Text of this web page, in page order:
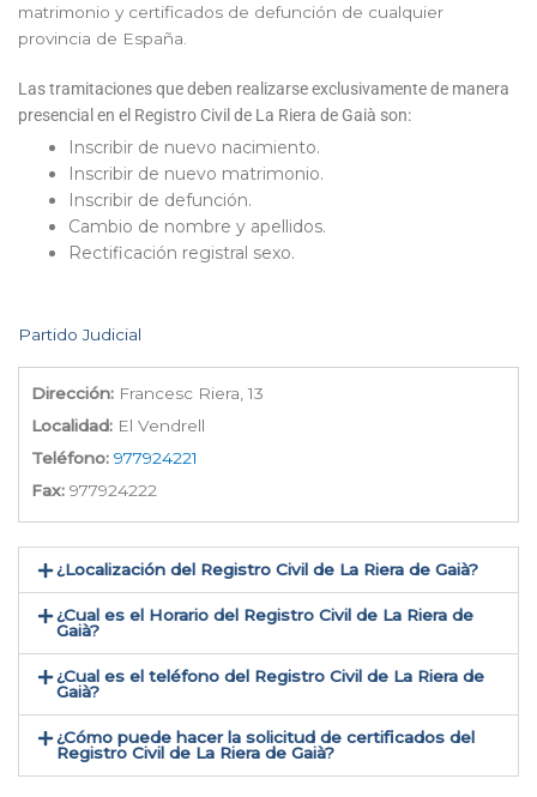
matrimonio y certificados de defunción de cualquier
provincia de España.
Las tramitaciones que deben realizarse exclusivamente de manera
presencial en el Registro Civil de La Riera de Gaià son:
Inscribir de nuevo nacimiento.
Inscribir de nuevo matrimonio.
Inscribir de defunción.
Cambio de nombre y apellidos.
Rectificación registral sexo.
Partido Judicial
Dirección: Francesc Riera, 13
Localidad: El Vendrell
Teléfono: 977924221
Fax: 977924222
¿Localización del Registro Civil de La Riera de Gaià​?
¿Cual es el Horario del Registro Civil de La Riera de
Gaià?
¿Cual es el teléfono del Registro Civil de La Riera de
Gaià​?
¿Cómo puede hacer la solicitud de certificados del
Registro Civil de La Riera de Gaià​?